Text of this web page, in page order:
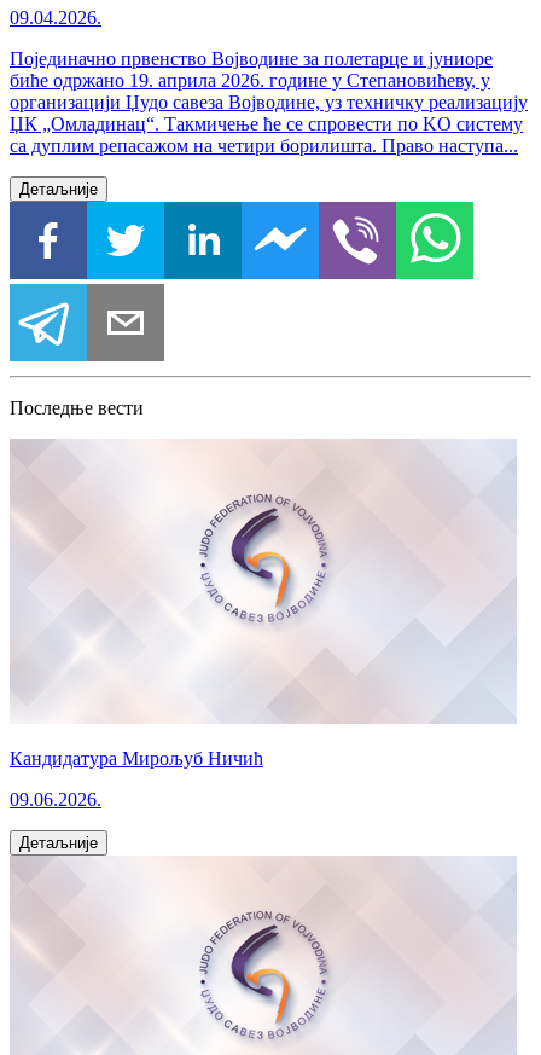
09.04.2026.
Појединачно првенство Војводине за полетарце и јуниоре
биће одржано 19. априла 2026. године у Степановићеву, у
организацији Џудо савеза Војводине, уз техничку реализацију
ЏК „Омладинац“. Такмичење ће се спровести по KO систему
са дуплим репасажом на четири борилишта. Право наступа...
Детаљније
Последње вести
Кандидатура Мирољуб Ничић
09.06.2026.
Детаљније